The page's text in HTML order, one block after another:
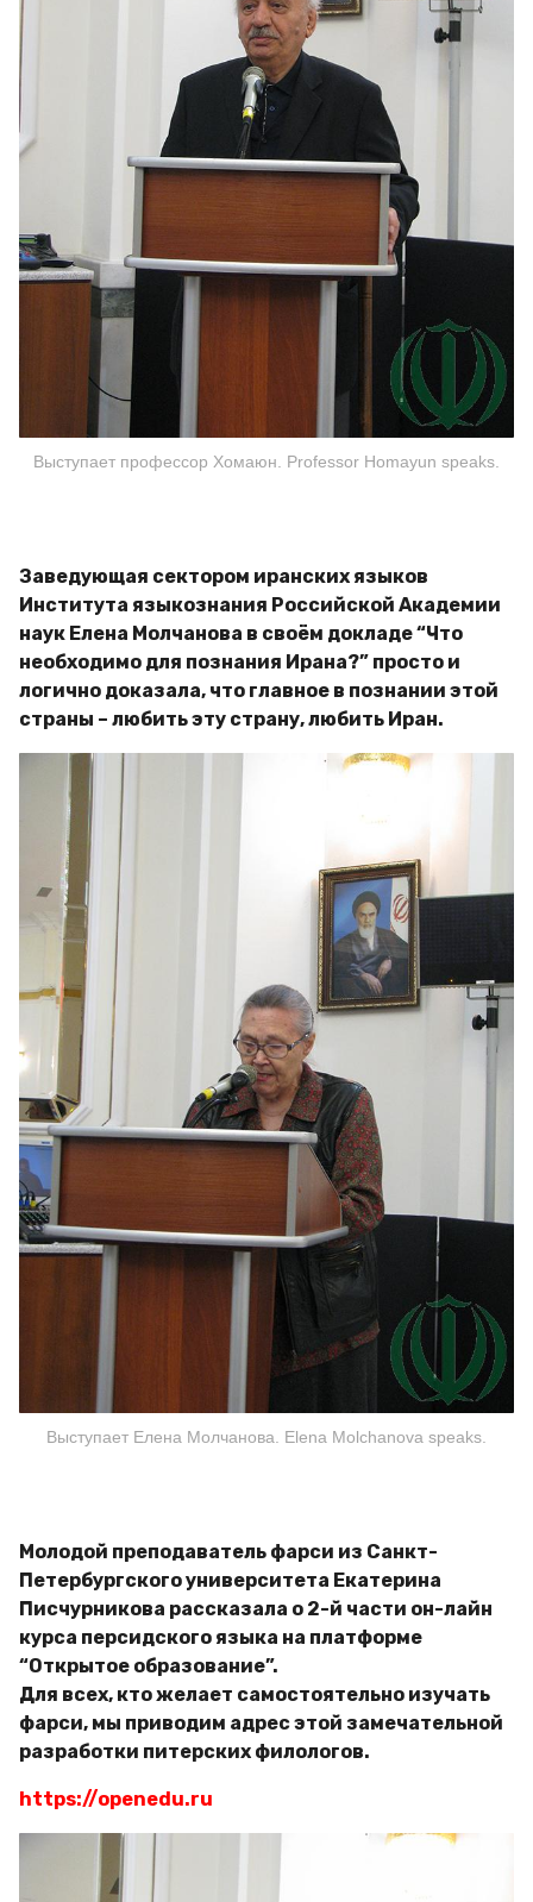
Выступает профессор Хомаюн. Professor Homayun speaks.
Заведующая сектором иранских языков
Института языкознания Российской Академии
наук Елена Молчанова в своём докладе “Что
необходимо для познания Ирана?” просто и
логично доказала, что главное в познании этой
страны – любить эту страну, любить Иран.
Выступает Елена Молчанова. Elena Molchanova speaks.
Молодой преподаватель фарси из Санкт-
Петербургского университета Екатерина
Писчурникова рассказала о 2-й части он-лайн
курса персидского языка на платформе
“Открытое образование”.
Для всех, кто желает самостоятельно изучать
фарси, мы приводим адрес этой замечательной
разработки питерских филологов.
https://openedu.ru